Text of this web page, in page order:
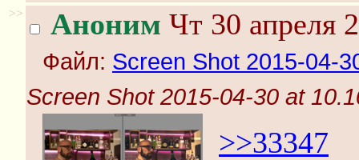
>> Аноним Чт 30 апреля
Файл: Screen Shot 2015-04-
Screen Shot 2015-04-30 at
>>33347